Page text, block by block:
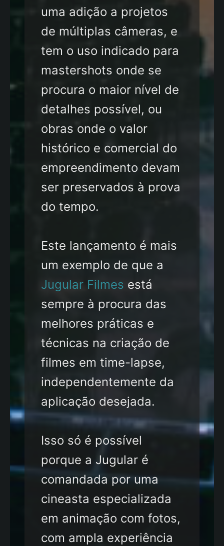
uma adição a projetos
de múltiplas câmeras, e
tem o uso indicado para
mastershots onde se
procura o maior nível de
detalhes possível, ou
obras onde o valor
histórico e comercial do
empreendimento devam
ser preservados à prova
do tempo.
Este lançamento é mais
um exemplo de que a
Jugular Filmes está
sempre à procura das
melhores práticas e
técnicas na criação de
filmes em time-lapse,
independentemente da
aplicação desejada.
Isso só é possível
porque a Jugular é
comandada por uma
cineasta especializada
em animação com fotos,
com ampla experiência